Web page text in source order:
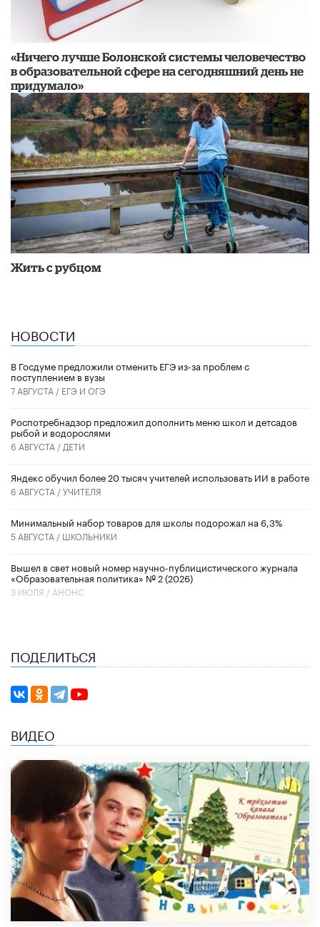
«Ничего лучше Болонской системы человечество
в образовательной сфере на сегодняшний день не
придумало»
Жить с рубцом
НОВОСТИ
В Госдуме предложили отменить ЕГЭ из-за проблем с
поступлением в вузы
7 АВГУСТА / ЕГЭ И ОГЭ
Роспотребнадзор предложил дополнить меню школ и детсадов
рыбой и водорослями
6 АВГУСТА / ДЕТИ
​Яндекс обучил более 20 тысяч учителей использовать ИИ в работе
6 АВГУСТА /УЧИТЕЛЯ
Минимальный набор товаров для школы подорожал на 6,3%
5 АВГУСТА / ШКОЛЬНИКИ
Вышел в свет новый номер научно-публицистического журнала
«Образовательная политика» № 2 (2026)
3 ИЮЛЯ / АНОНС
ПОДЕЛИТЬСЯ
ВИДЕО